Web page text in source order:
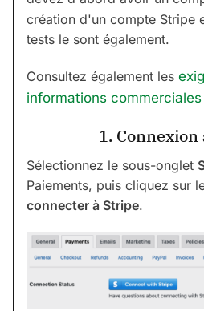
création d'un compte Stripe
tests le sont également.
Consultez également les
informations commerciales
1. Connexion
Sélectionnez le sous-onglet
Paiements, puis cliquez sur
connecter à Stripe.